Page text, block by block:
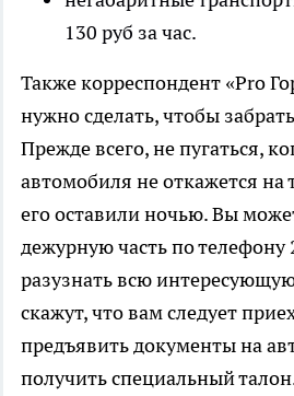
130 руб за час.
Также корреспондент «Pro
нужно сделать, чтобы
Прежде всего, не пугаться,
автомобиля не откажется на
его оставили ночью. Вы
дежурную часть по
разузнать всю
скажут, что вам следует
предъявить документы на
получить специальный